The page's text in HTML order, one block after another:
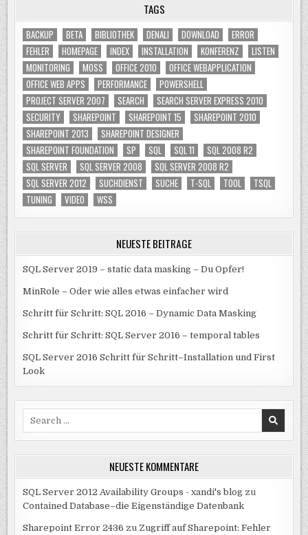
TAGS
BACKUP BETA BIBLIOTHEK DENALI DOWNLOAD
ERROR
FEHLER
HOMEPAGE INDEX INSTALLATION KONFERENZ
LISTEN
MONITORING
MOSS OFFICE 2010
OFFICE WEBAPPLICATION
OFFICE WEB APPS
PERFORMANCE
POWERSHELL
PROJECT SERVER 2007
SEARCH
SEARCH SERVER EXPRESS 2010
SECURITY
SHAREPOINT SHAREPOINT 15
SHAREPOINT 2010
SHAREPOINT 2013
SHAREPOINT DESIGNER
SHAREPOINT FOUNDATION
SP SQL SQL 11
SQL 2008 R2
SQL SERVER
SQL SERVER 2008
SQL SERVER 2008 R2
SQL SERVER 2012
SUCHDIENST SUCHE T-SQL TOOL
TSQL
TUNING
VIDEO WSS
NEUESTE BEITRÄGE
SQL Server 2019 – static data masking – Du Opfer!
MinRole – Oder wie alles etwas einfacher wird
Schritt für Schritt: SQL 2016 – Dynamic Data Masking
Schritt für Schritt: SQL Server 2016 – temporal tables
SQL Server 2016 Schritt für Schritt–Installation und First
Look
NEUESTE KOMMENTARE
SQL Server 2012 Availability Groups - xandi's blog zu
Contained Database–die Eigenständige Datenbank
Sharepoint Error 2436 zu Zugriff auf Sharepoint: Fehler